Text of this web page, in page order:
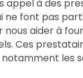
appel à des
ne font pas
nous aider à
Ces
les